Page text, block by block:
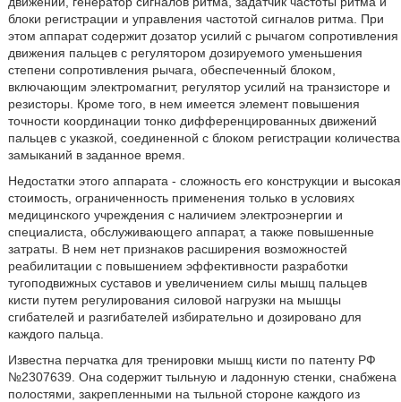
блоки регистрации и управления частотой сигналов ритма. При
этом аппарат содержит дозатор усилий с рычагом сопротивления
движения пальцев с регулятором дозируемого уменьшения
степени сопротивления рычага, обеспеченный блоком,
включающим электромагнит, регулятор усилий на транзисторе и
резисторы. Кроме того, в нем имеется элемент повышения
точности координации тонко дифференцированных движений
пальцев с указкой, соединенной с блоком регистрации количества
замыканий в заданное время.
Недостатки этого аппарата - сложность его конструкции и высокая
стоимость, ограниченность применения только в условиях
медицинского учреждения с наличием электроэнергии и
специалиста, обслуживающего аппарат, а также повышенные
затраты. В нем нет признаков расширения возможностей
реабилитации с повышением эффективности разработки
тугоподвижных суставов и увеличением силы мышц пальцев
кисти путем регулирования силовой нагрузки на мышцы
сгибателей и разгибателей избирательно и дозировано для
каждого пальца.
Известна перчатка для тренировки мышц кисти по патенту РФ
№2307639. Она содержит тыльную и ладонную стенки, снабжена
полостями, закрепленными на тыльной стороне каждого из